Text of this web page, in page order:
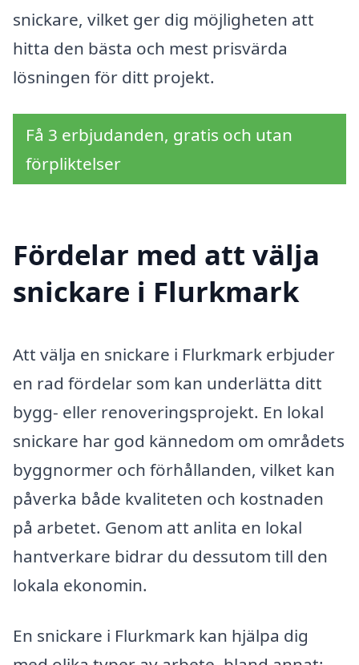
snickare, vilket ger dig möjligheten att
hitta den bästa och mest prisvärda
lösningen för ditt projekt.
Få 3 erbjudanden, gratis och utan
förpliktelser
Fördelar med att välja
snickare i Flurkmark
Att välja en snickare i Flurkmark erbjuder
en rad fördelar som kan underlätta ditt
bygg- eller renoveringsprojekt. En lokal
snickare har god kännedom om områdets
byggnormer och förhållanden, vilket kan
påverka både kvaliteten och kostnaden
på arbetet. Genom att anlita en lokal
hantverkare bidrar du dessutom till den
lokala ekonomin.
En snickare i Flurkmark kan hjälpa dig